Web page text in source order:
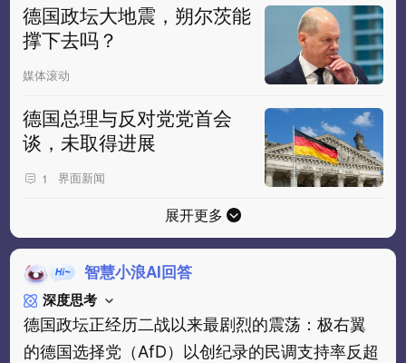
德国政坛大地震，朔尔茨能
撑下去吗？
媒体滚动
德国总理与反对党党首会
谈，未取得进展
1 界面新闻
展开更多
智慧小浪AI回答
深度思考
德国政坛正经历二战以来最剧烈的震荡：极右翼
的德国选择党（AfD）以创纪录的民调支持率反超